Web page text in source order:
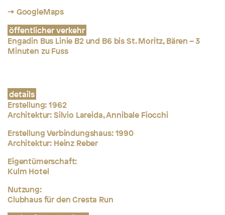
→ GoogleMaps
öffentlicher verkehr
Engadin Bus Linie B2 und B6 bis St. Moritz, Bären – 3
Minuten zu Fuss
details
Erstellung: 1962
Architektur: Silvio Lareida, Annibale Fiocchi
Erstellung Verbindungshaus: 1990
Architektur: Heinz Reber
Eigentümerschaft:
Kulm Hotel
Nutzung:
Clubhaus für den Cresta Run